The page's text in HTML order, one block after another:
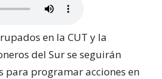
en la CUT y la
del Sur se seguirán
para programar acciones en